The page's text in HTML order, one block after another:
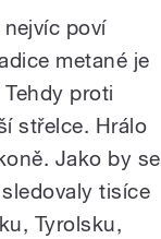
poví
metané je
proti
střelce. Hrálo
Jako by se
tisíce
Tyrolsku,